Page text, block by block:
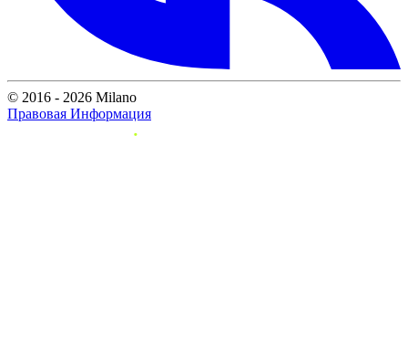
© 2016 - 2026 Milano
Правовая Информация